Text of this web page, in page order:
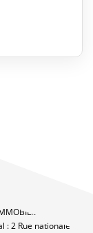
| Raison
2 Rue nationale -